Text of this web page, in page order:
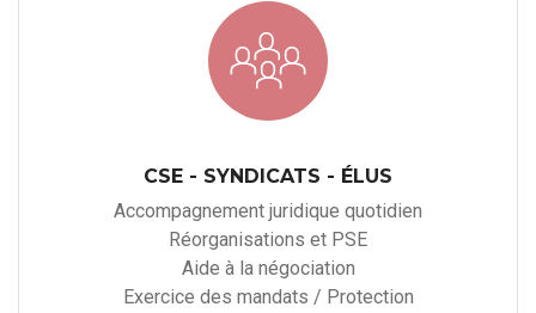
CSE - SYNDICATS - ÉLUS
Accompagnement juridique quotidien
Réorganisations et PSE
Aide à la négociation
Exercice des mandats / Protection